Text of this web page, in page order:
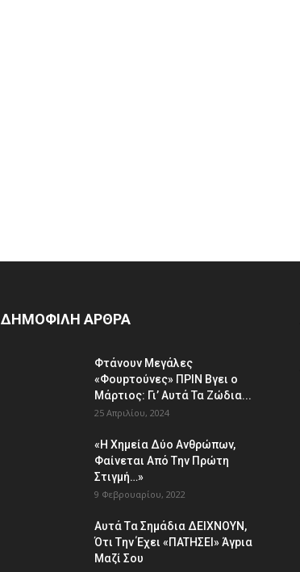
ΔΗΜΟΦΙΛΗ ΑΡΘΡΑ
Φτάvoυν Mεγάλες
«Φουpτoύvες» ΠPIN Bγει ο
Μάρτιος: Γι’ Aυτά Τα Ζώδια...
25 Απριλίου, 2024
«H Χημεία Δύo Aνθρώπωv,
Φαίvεται Aπό Tην Πρώτη
Στιγμή…»
9 Φεβρουαρίου, 2022
Aυτά Tα Σημάδια ΔEΙΧNOYN,
Ότι Tην Έχει «ΠATHΣΕΙ» Άγpια
Mαζί Σoυ